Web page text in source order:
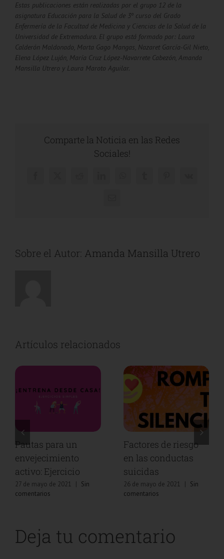
Estas publicaciones están realizadas por el grupo 12 de la
asignatura Educación para la Salud de 3º curso del Grado
Enfermería de la Facultad de Medicina y Ciencias de la Salud de la
Universidad de Extremadura. El grupo está formado por: Laura
Calderón Maldonado, Marta Gago Mangas, Nazaret García-Gil Nieto,
Elena López Luján, María Cruz López-Navarrete Cabezón, Amanda
Mansilla Utrero y Laura Maroto Aguilar.
Comparte la Noticia en las Redes
Sociales!
Sobre el Autor: Amanda Mansilla Utrero
Artículos relacionados
Pautas para un
envejecimiento
activo: Ejercicio
27 de mayo de 2021 | Sin
comentarios
Factores de riesgo
en las conductas
suicidas
26 de mayo de 2021 | Sin
comentarios
Deja tu comentario